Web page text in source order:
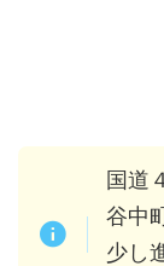
国道
谷中
少し